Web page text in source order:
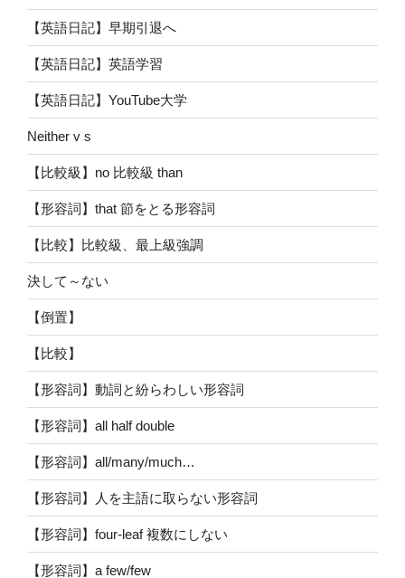
【英語日記】早期引退へ
【英語日記】英語学習
【英語日記】YouTube大学
Neither v s
【比較級】no 比較級 than
【形容詞】that 節をとる形容詞
【比較】比較級、最上級強調
決して～ない
【倒置】
【比較】
【形容詞】動詞と紛らわしい形容詞
【形容詞】all half double
【形容詞】all/many/much…
【形容詞】人を主語に取らない形容詞
【形容詞】four-leaf 複数にしない
【形容詞】a few/few